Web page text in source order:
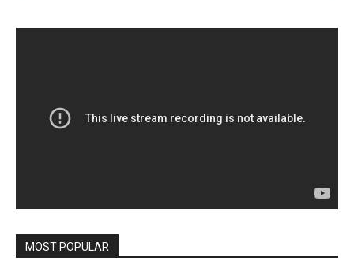
MOST POPULAR